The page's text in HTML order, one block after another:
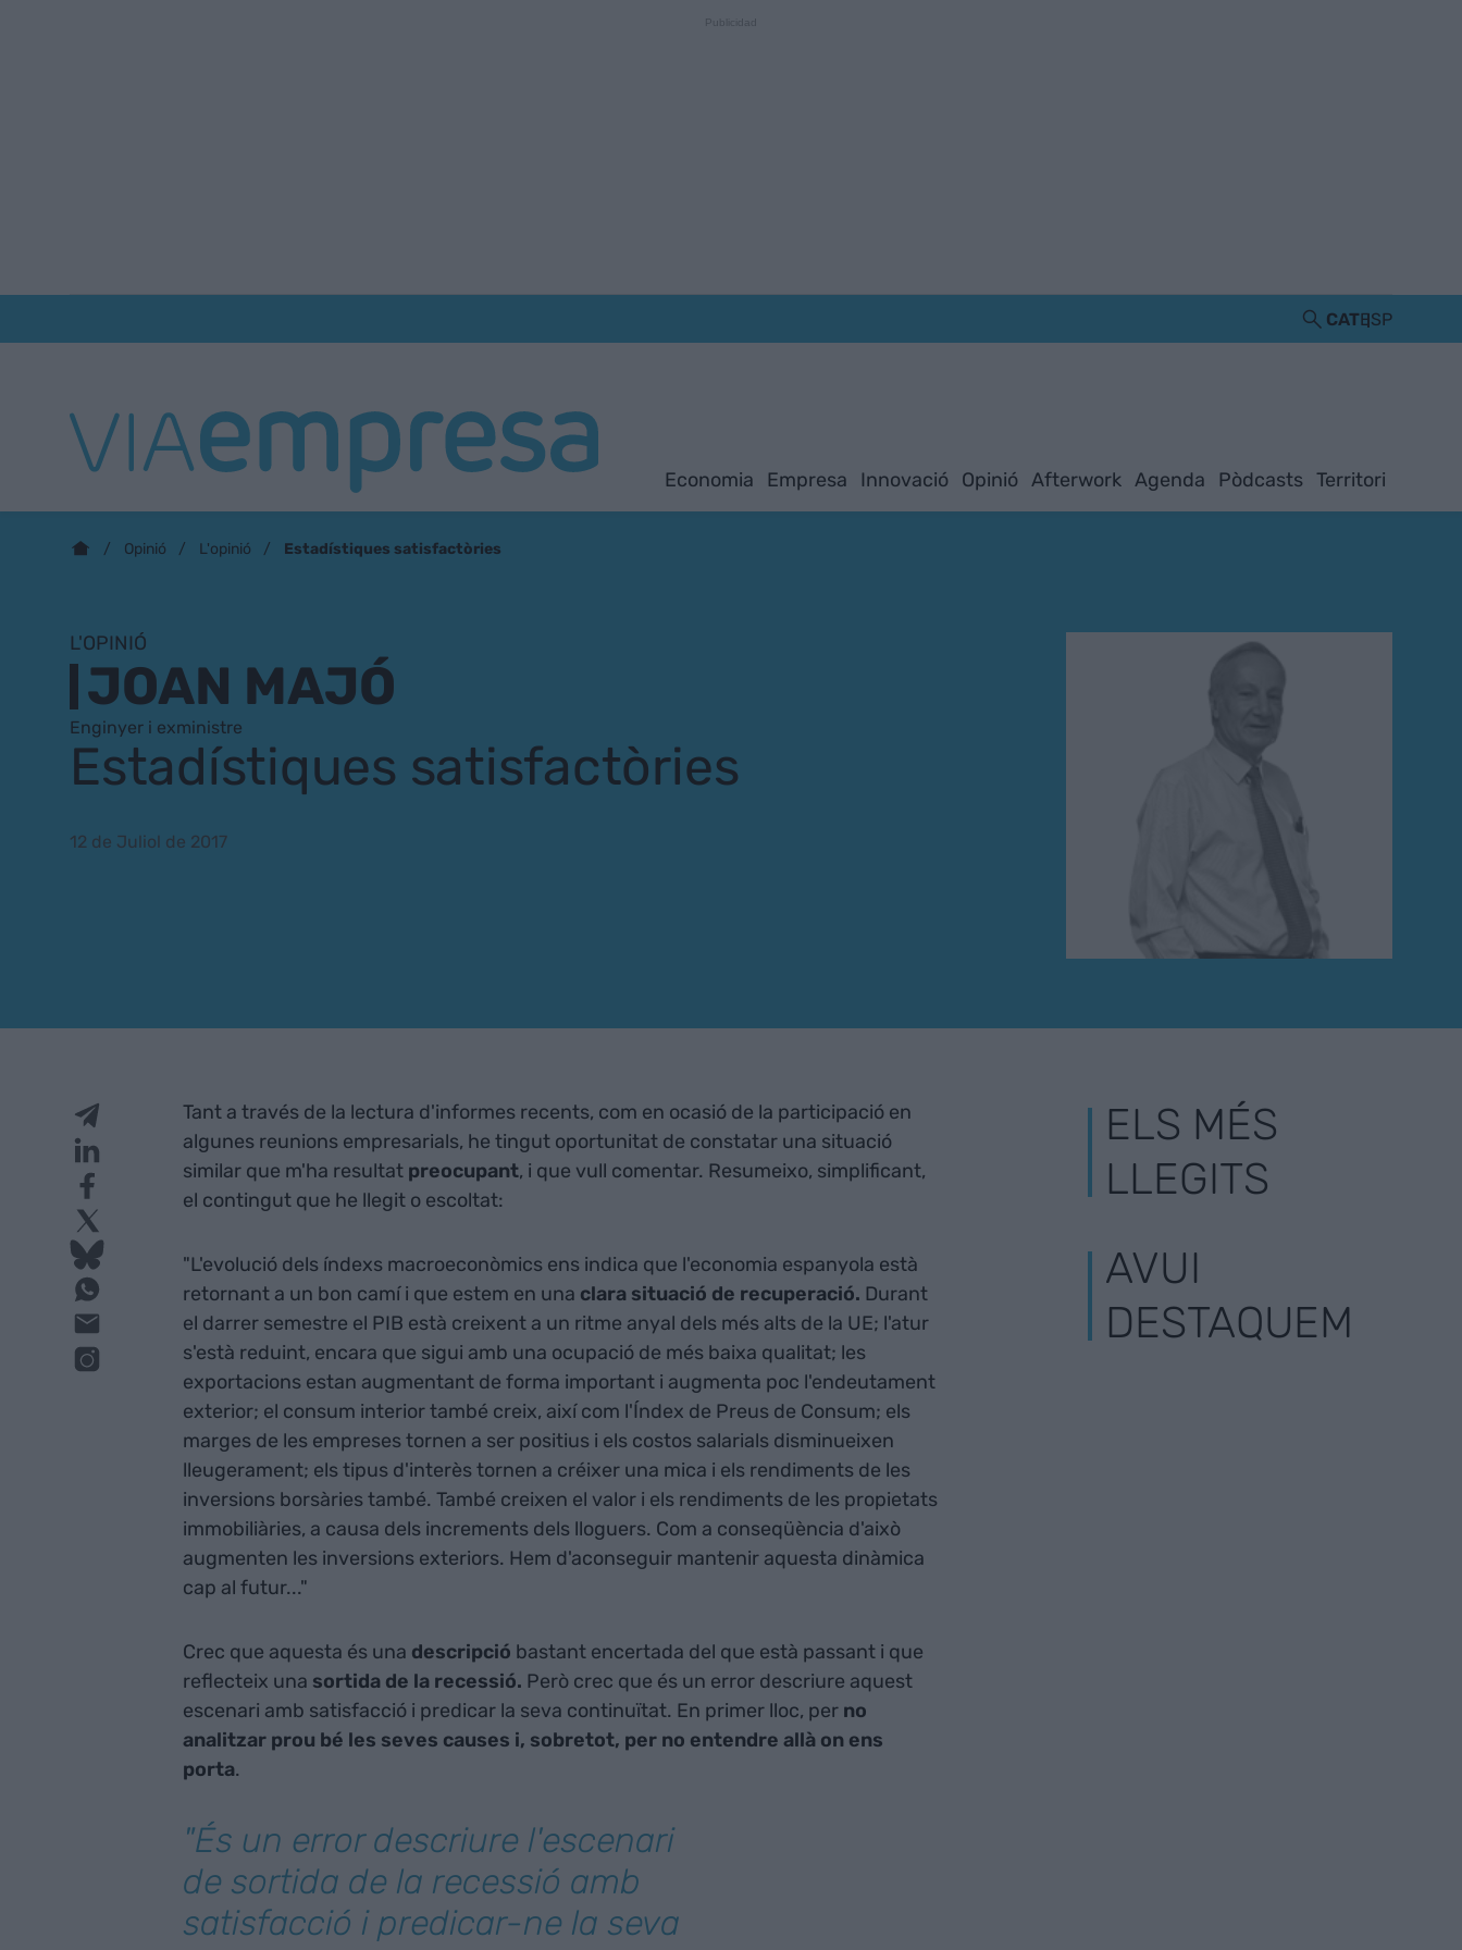
CATESP
Economia Empresa Innovació Opinió Afterwork Agenda Pòdcasts Territori
Opinió L'opinió Estadístiques satisfactòries
L'OPINIÓ
JOAN MAJÓ
Enginyer i exministre
Estadístiques satisfactòries
12 de Juliol de 2017
Tant a través de la lectura d'informes recents, com en ocasió de la participació en
algunes reunions empresarials, he tingut oportunitat de constatar una situació
similar que m'ha resultat preocupant, i que vull comentar. Resumeixo, simplificant,
el contingut que he llegit o escoltat:
"L'evolució dels índexs macroeconòmics ens indica que l'economia espanyola està
retornant a un bon camí i que estem en una clara situació de recuperació. Durant
el darrer semestre el PIB està creixent a un ritme anyal dels més alts de la UE; l'atur
s'està reduint, encara que sigui amb una ocupació de més baixa qualitat; les
exportacions estan augmentant de forma important i augmenta poc l'endeutament
exterior; el consum interior també creix, així com l'Índex de Preus de Consum; els
marges de les empreses tornen a ser positius i els costos salarials disminueixen
lleugerament; els tipus d'interès tornen a créixer una mica i els rendiments de les
inversions borsàries també. També creixen el valor i els rendiments de les propietats
immobiliàries, a causa dels increments dels lloguers. Com a conseqüència d'això
augmenten les inversions exteriors. Hem d'aconseguir mantenir aquesta dinàmica
cap al futur..."
Crec que aquesta és una descripció bastant encertada del que està passant i que
reflecteix una sortida de la recessió. Però crec que és un error descriure aquest
escenari amb satisfacció i predicar la seva continuïtat. En primer lloc, per no
analitzar prou bé les seves causes i, sobretot, per no entendre allà on ens
porta.
"És un error descriure l'escenari
de sortida de la recessió amb
satisfacció i predicar-ne la seva
ELS MÉS
LLEGITS
AVUI
DESTAQUEM